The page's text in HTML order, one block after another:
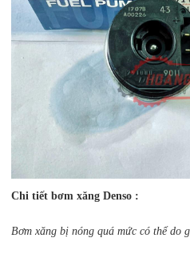
Chi tiết bơm xăng Denso :
Bơm xăng bị nóng quá mức có thể do